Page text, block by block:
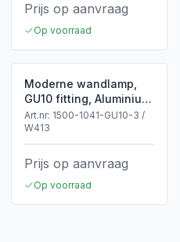
Prijs op aanvraag
Op voorraad
Moderne wandlamp,
GU10 fitting, Aluminium,
IP65, Zwart
Art.nr: 1500-1041-GU10-3 /
W413
Prijs op aanvraag
Op voorraad